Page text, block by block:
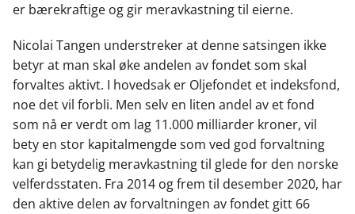
er bærekraftige og gir meravkastning til eierne.
Nicolai Tangen understreker at denne satsingen ikke
betyr at man skal øke andelen av fondet som skal
forvaltes aktivt. I hovedsak er Oljefondet et indeksfond,
noe det vil forbli. Men selv en liten andel av et fond
som nå er verdt om lag 11.000 milliarder kroner, vil
bety en stor kapitalmengde som ved god forvaltning
kan gi betydelig meravkastning til glede for den norske
velferdsstaten. Fra 2014 og frem til desember 2020, har
den aktive delen av forvaltningen av fondet gitt 66